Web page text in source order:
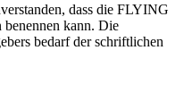
dass die FLYING
kann. Die
bedarf der schriftlichen